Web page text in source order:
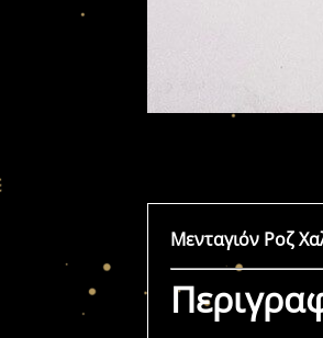
Μενταγιόν Ροζ